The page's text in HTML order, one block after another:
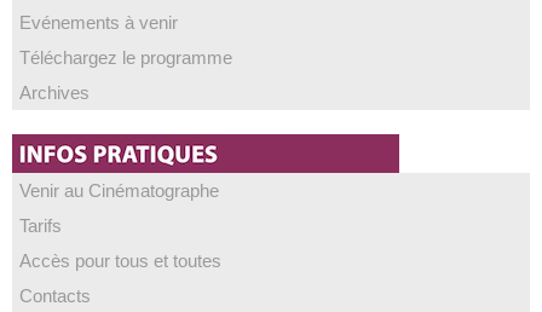
Evénements à venir
Téléchargez le programme
Archives
Venir au Cinématographe
Tarifs
Accès pour tous et toutes
Contacts